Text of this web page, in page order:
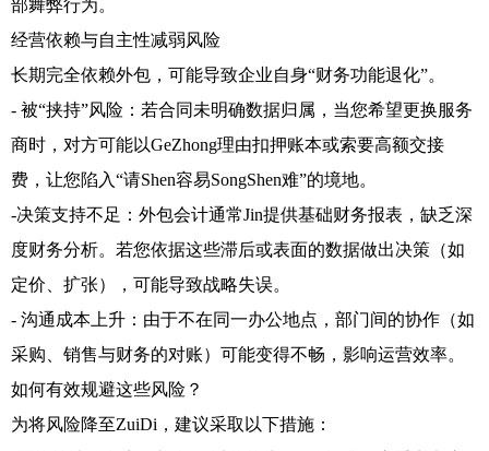
部舞弊行为。
经营依赖与自主性减弱风险
长期完全依赖外包，可能导致企业自身“财务功能退化”。
- 被“挟持”风险：若合同未明确数据归属，当您希望更换服务
商时，对方可能以GeZhong理由扣押账本或索要高额交接
费，让您陷入“请Shen容易SongShen难”的境地。
-决策支持不足：外包会计通常Jin提供基础财务报表，缺乏深
度财务分析。若您依据这些滞后或表面的数据做出决策（如
定价、扩张），可能导致战略失误。
- 沟通成本上升：由于不在同一办公地点，部门间的协作（如
采购、销售与财务的对账）可能变得不畅，影响运营效率。
如何有效规避这些风险？
为将风险降至ZuiDi，建议采取以下措施：